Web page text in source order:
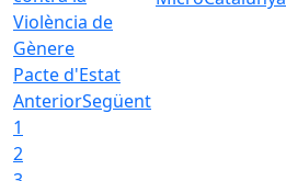
Pacte d'Estat
AnteriorSegüent
1
2